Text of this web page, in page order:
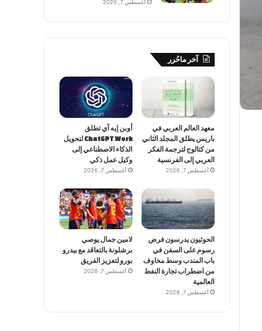
أغسطس 7, 2026
آخر ماحُرر
معهد العالم العربي في
باريس يطلق المجلد الثاني
من كتالوج لترجمة الفكر
العربي إلى الفرنسية
أغسطس 7, 2026
أوبن إيه آي تطلق
ChatGPT Work لتحويل
الذكاء الاصطناعي إلى
وكيل عمل ذكي
أغسطس 7, 2026
الحوثيون يدرسون فرض
رسوم على السفن في
باب المندب وسط مخاوف
من اضطراب تجارة النفط
العالمية
أغسطس 7, 2026
لامين جمال يوصي
برشلونة بالتعاقد مع بيدرو
بورو لتعزيز الفريق
أغسطس 7, 2026